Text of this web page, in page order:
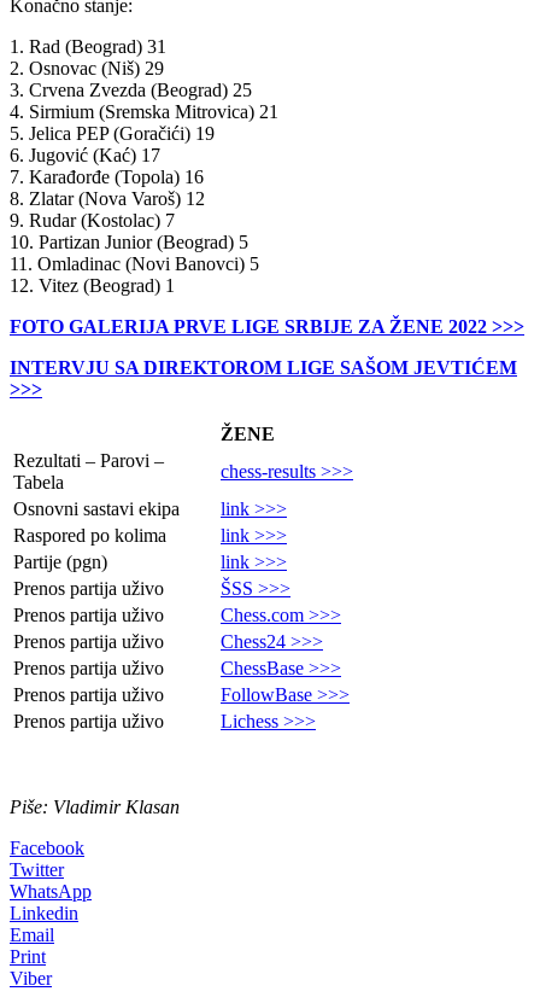
Konačno stanje:
1. Rad (Beograd) 31
2. Osnovac (Niš) 29
3. Crvena Zvezda (Beograd) 25
4. Sirmium (Sremska Mitrovica) 21
5. Jelica PEP (Goračići) 19
6. Jugović (Kać) 17
7. Karađorđe (Topola) 16
8. Zlatar (Nova Varoš) 12
9. Rudar (Kostolac) 7
10. Partizan Junior (Beograd) 5
11. Omladinac (Novi Banovci) 5
12. Vitez (Beograd) 1
FOTO GALERIJA PRVE LIGE SRBIJE ZA ŽENE 2022 >>>
INTERVJU SA DIREKTOROM LIGE SAŠOM JEVTIĆEM
>>>
ŽENE
Rezultati – Parovi –
Tabela
chess-results >>>
Osnovni sastavi ekipa
link >>>
Raspored po kolima
link >>>
Partije (pgn)
link >>>
Prenos partija uživo
ŠSS >>>
Prenos partija uživo
Chess.com >>>
Prenos partija uživo
Chess24 >>>
Prenos partija uživo
ChessBase >>>
Prenos partija uživo
FollowBase >>>
Prenos partija uživo
Lichess >>>
Piše: Vladimir Klasan
Facebook
Twitter
WhatsApp
Linkedin
Email
Print
Viber